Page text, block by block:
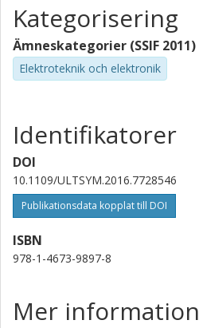
Kategorisering
Ämneskategorier (SSIF 2011)
Elektroteknik och elektronik
Identifikatorer
DOI
10.1109/ULTSYM.2016.7728546
Publikationsdata kopplat till DOI
ISBN
978-1-4673-9897-8
Mer information